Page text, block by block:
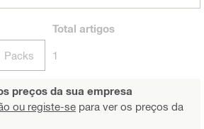
Packs
Total artigos
1
preços da sua empresa
ou registe-se para ver os preços da